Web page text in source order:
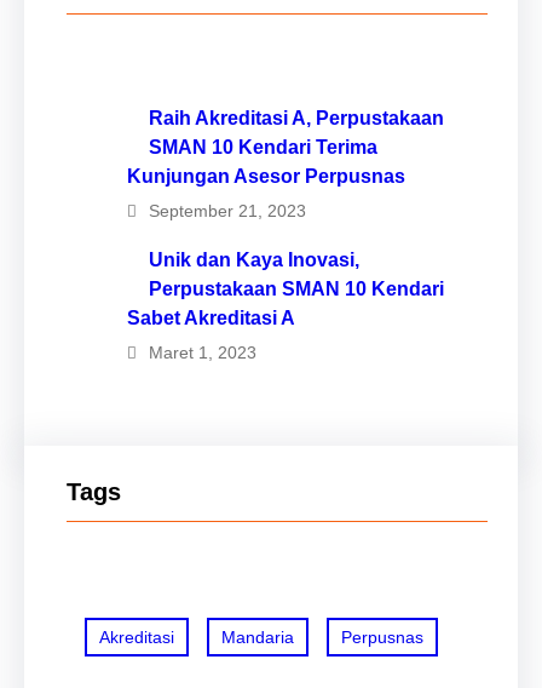
Raih Akreditasi A, Perpustakaan
SMAN 10 Kendari Terima
Kunjungan Asesor Perpusnas
September 21, 2023
Unik dan Kaya Inovasi,
Perpustakaan SMAN 10 Kendari
Sabet Akreditasi A
Maret 1, 2023
Tags
Akreditasi Mandaria Perpusnas